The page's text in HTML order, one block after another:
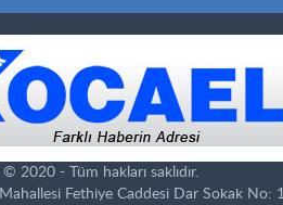
2020 - Tüm hakları saklıdır.
Fethiye Caddesi Dar Sokak No: